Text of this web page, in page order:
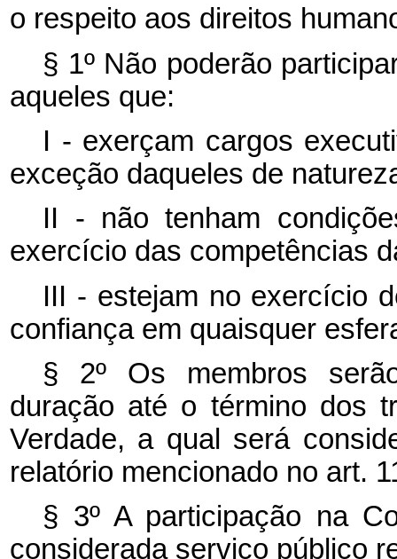
o respeito aos direitos
§ 1º Não poderão
aqueles que:
I - exerçam cargos
exceção daqueles de
II - não tenham
exercício das competências
III - estejam no exercício
confiança em quaisquer
§ 2º Os membros
duração até o término dos
Verdade, a qual será
relatório mencionado no art.
§ 3º A participação na
considerada serviço público